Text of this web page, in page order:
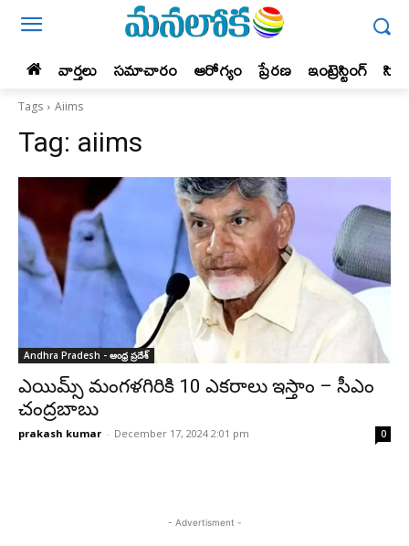
వార్తలు సమాచారం ఆరోగ్యం ప్రేర‌ణ‌ ఇంట్రెస్టింగ్‌
Tags Aiims
Tag: aiims
Andhra Pradesh - ఆంధ్ర ప్రదేశ్‌
ఎయిమ్స్ మంగళగిరికి 10 ఎకరాలు ఇస్తాం – సీఎం
చంద్రబాబు
prakash kumar - December 17, 2024 2:01 pm 0
- Advertisment -